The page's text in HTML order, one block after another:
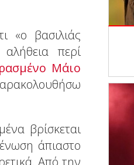
«ο βασιλιάς
περί
Μάιο
βρίσκεται
άπιαστο